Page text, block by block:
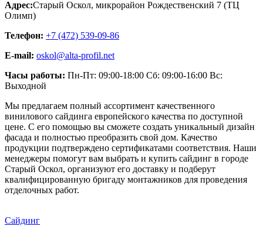
Адрес:Старый Оскол, микрорайон Рождественский 7 (ТЦ
Олимп)
Телефон: +7 (472) 539-09-86
E-mail: oskol@alta-profil.net
Часы работы: Пн-Пт: 09:00-18:00 Сб: 09:00-16:00 Вс:
Выходной
Мы предлагаем полный ассортимент качественного
винилового сайдинга европейского качества по доступной
цене. С его помощью вы сможете создать уникальный дизайн
фасада и полностью преобразить свой дом. Качество
продукции подтверждено сертификатами соответствия. Наши
менеджеры помогут вам выбрать и купить сайдинг в городе
Старый Оскол, организуют его доставку и подберут
квалифицированную бригаду монтажников для проведения
отделочных работ.
Сайдинг